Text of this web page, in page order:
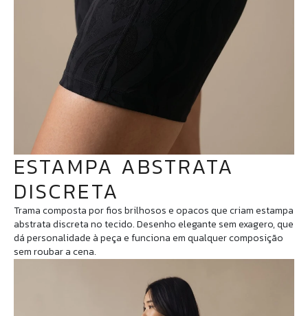
ESTAMPA ABSTRATA
DISCRETA
Trama composta por fios brilhosos e opacos que criam estampa
abstrata discreta no tecido. Desenho elegante sem exagero, que
dá personalidade à peça e funciona em qualquer composição
sem roubar a cena.